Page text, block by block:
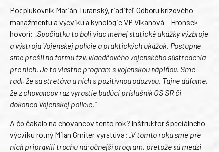
Podplukovník Marián Turanský, riaditeľ Odboru krízového
manažmentu a výcviku a kynológie VP Vlkanová – Hronsek
hovorí: „Spočiatku to boli viac menej statické ukážky výzbroje
a výstroja Vojenskej polície a praktických ukážok. Postupne
sme prešli na formu tzv. viacdňového vojenského sústredenia
pre nich. Je to vlastne program s vojenskou náplňou. Sme
radi, že sa stretáva u nich s pozitívnou odozvou. Tajne dúfame,
že z chovancov raz vyrastie budúci príslušník OS SR či
dokonca Vojenskej polície.“
A čo čakalo na chovancov tento rok? Inštruktor špeciálneho
výcviku rotný Milan Gmiter vyratúva: „V tomto roku sme pre
nich pripravili trochu náročnejší program, pretože sú medzi